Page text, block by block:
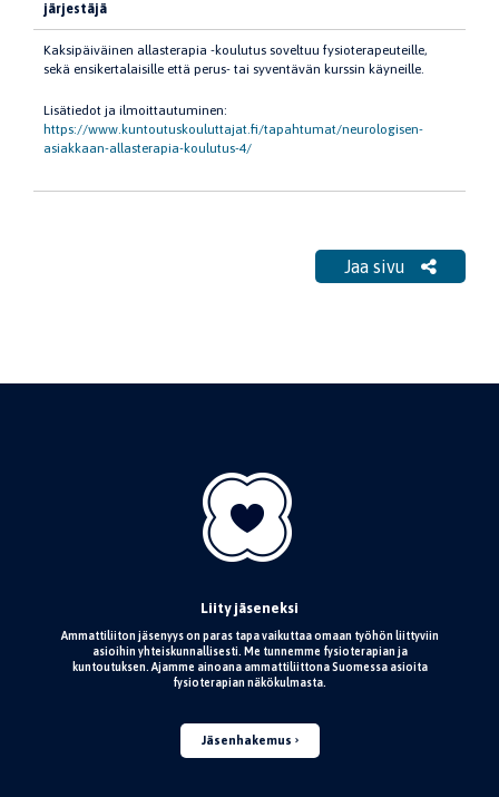
järjestäjä
Kaksipäiväinen allasterapia -koulutus soveltuu fysioterapeuteille,
sekä ensikertalaisille että perus- tai syventävän kurssin käyneille.
Lisätiedot ja ilmoittautuminen:
https://www.kuntoutuskouluttajat.fi/tapahtumat/neurologisen-
asiakkaan-allasterapia-koulutus-4/
Jaa sivu
Liity jäseneksi
Ammattiliiton jäsenyys on paras tapa vaikuttaa omaan työhön liittyviin
asioihin yhteiskunnallisesti. Me tunnemme fysioterapian ja
kuntoutuksen. Ajamme ainoana ammattiliittona Suomessa asioita
fysioterapian näkökulmasta.
Jäsenhakemus